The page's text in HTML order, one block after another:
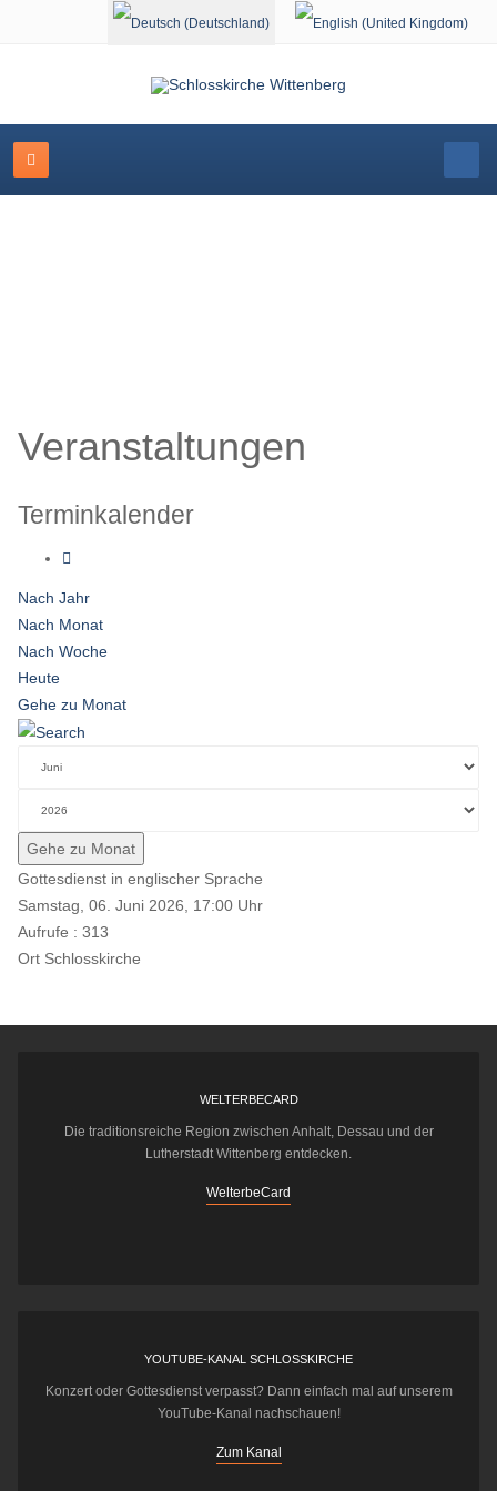
Sprache auswählen
Veranstaltungen
Terminkalender
Nach Jahr
Nach Monat
Nach Woche
Heute
Gehe zu Monat
Gehe zu Monat
Gottesdienst in englischer Sprache
Samstag, 06. Juni 2026, 17:00 Uhr
Aufrufe : 313
Ort Schlosskirche
WELTERBECARD
Die traditionsreiche Region zwischen Anhalt, Dessau und der
Lutherstadt Wittenberg entdecken.
WelterbeCard
YOUTUBE-KANAL SCHLOSSKIRCHE
Konzert oder Gottesdienst verpasst? Dann einfach mal auf unserem
YouTube-Kanal nachschauen!
Zum Kanal